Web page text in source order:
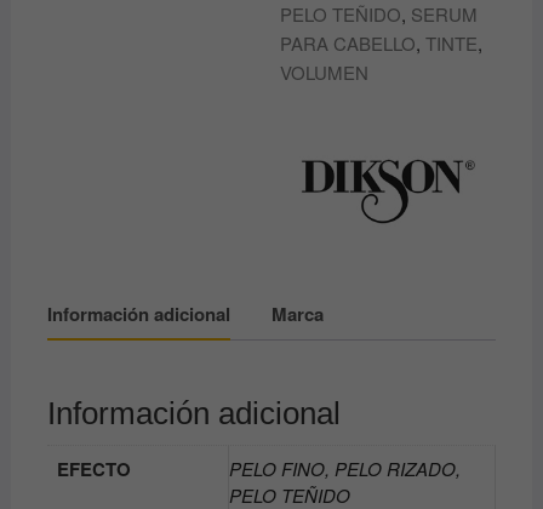
PELO TEÑIDO, SERUM
PARA CABELLO,TINTE,
VOLUMEN
Información adicional Marca
Información adicional
EFECTO
PELO FINO, PELO RIZADO,
PELO TEÑIDO